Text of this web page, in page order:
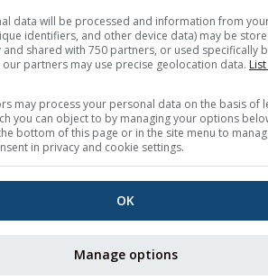
data will be processed and information from
identifiers, and other device data) may be
and shared with 750 partners, or used specifically
our partners may use precise geolocation data.
may process your personal data on the basis of
you can object to by managing your options
bottom of this page or in the site menu to
in privacy and cookie settings.
OK
Manage options